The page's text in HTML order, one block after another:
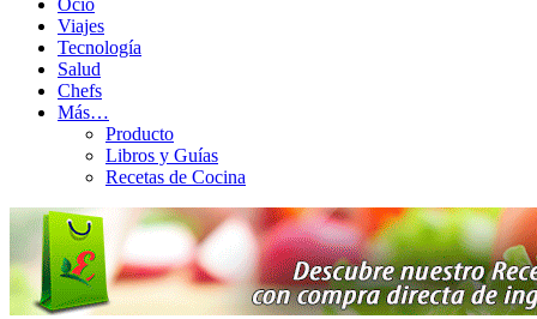
Ocio
Viajes
Tecnología
Salud
Chefs
Más…
Producto
Libros y Guías
Recetas de Cocina